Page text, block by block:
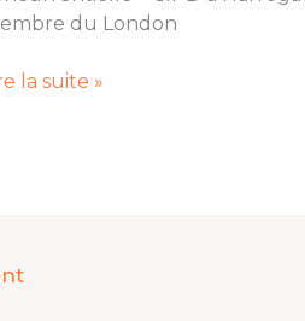
du London
la suite »